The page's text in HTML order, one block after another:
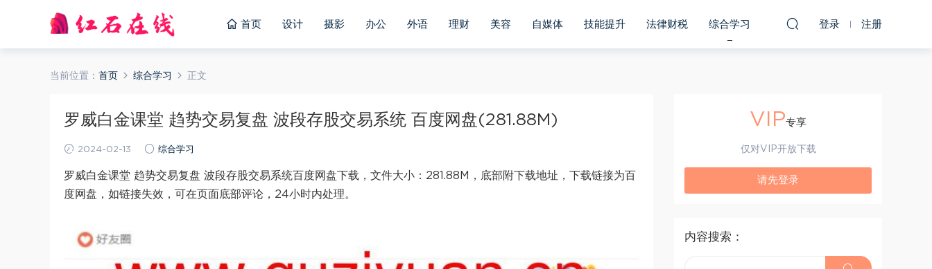
首页 设计 摄影 办公 外语 理财 美容 自媒体 技能提升 法律财税 综合学习 登录 注册
当前位置： 首页 综合学习 正文
罗威白金课堂 趋势交易复盘 波段存股交易系统 百度网盘(281.88M)
2024-02-13 综合学习
罗威白金课堂 趋势交易复盘 波段存股交易系统百度网盘下载，文件大小：281.88M，底部附下载地址，下载链接为百
度网盘，如链接失效，可在页面底部评论，24小时内处理。
VIP专享
仅对VIP开放下载
请先登录
内容搜索：